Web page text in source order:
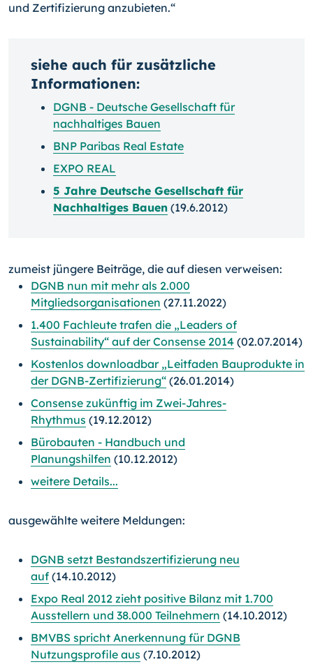
und Zertifizierung anzubieten.“
siehe auch für zusätzliche
Informationen:
DGNB - Deutsche Gesellschaft für
nachhaltiges Bauen
BNP Paribas Real Estate
EXPO REAL
5 Jahre Deutsche Gesellschaft für
Nachhaltiges Bauen (19.6.2012)
zumeist jüngere Beiträge, die auf diesen verweisen:
DGNB nun mit mehr als 2.000
Mitgliedsorganisationen (27.11.2022)
1.400 Fachleute trafen die „Leaders of
Sustainability“ auf der Consense 2014 (02.07.2014)
Kostenlos downloadbar „Leitfaden Bauprodukte in
der DGNB-Zertifizierung“ (26.01.2014)
Consense zukünftig im Zwei-Jahres-
Rhythmus (19.12.2012)
Bürobauten - Handbuch und
Planungshilfen (10.12.2012)
weitere Details...
ausgewählte weitere Meldungen:
DGNB setzt Bestandszertifizierung neu
auf (14.10.2012)
Expo Real 2012 zieht positive Bilanz mit 1.700
Ausstellern und 38.000 Teilnehmern (14.10.2012)
BMVBS spricht Anerkennung für DGNB
Nutzungsprofile aus (7.10.2012)